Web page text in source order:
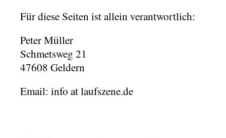
Für diese Seiten ist allein verantwortlich:
Peter Müller
Schmetsweg 21
47608 Geldern
Email: info at laufszene.de